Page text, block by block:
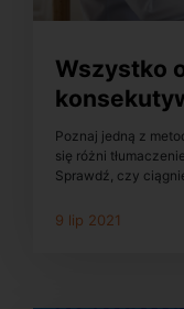
Wszystko
Poznaj jedną z
się różni
Sprawdź, czy
9 lip 2021